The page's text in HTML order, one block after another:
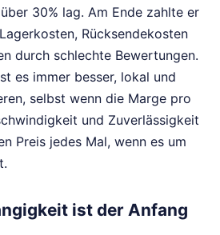
30% lag. Am Ende zahlte er
Rücksendekosten
durch schlechte Bewertungen.
es immer besser, lokal und
selbst wenn die Marge pro
und Zuverlässigkeit
Preis jedes Mal, wenn es um
ist der Anfang